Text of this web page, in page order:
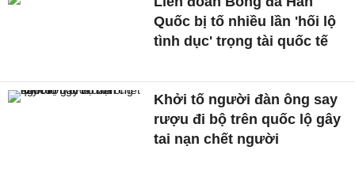
Quốc bị tố nhiều lần 'hối lộ
tình dục' trọng tài quốc tế
Khởi tố người đàn ông say
rượu đi bộ trên quốc lộ gây
tai nạn chết người